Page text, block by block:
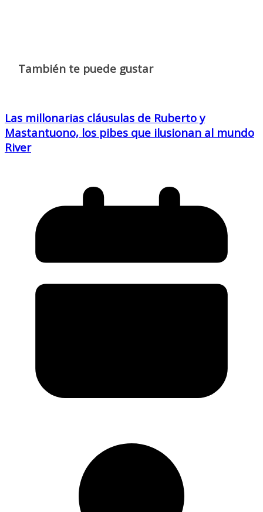
También te puede gustar
Las millonarias cláusulas de Ruberto y
Mastantuono, los pibes que ilusionan al mundo
River